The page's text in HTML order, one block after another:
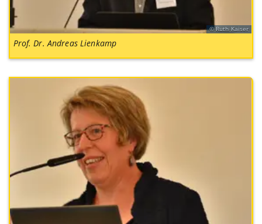
Ruth Kaiser
Prof. Dr. Andreas Lienkamp